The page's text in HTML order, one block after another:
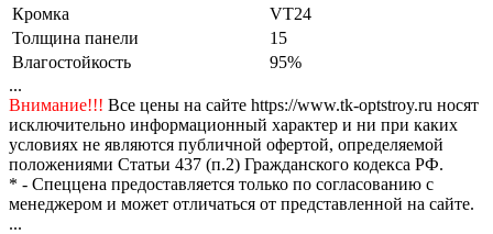
Кромка
VT24
Толщина панели
15
Влагостойкость
95%
...
Внимание!!! Все цены на сайте https://www.tk-optstroy.ru носят
исключительно информационный характер и ни при каких
условиях не являются публичной офертой, определяемой
положениями Статьи 437 (п.2) Гражданского кодекса РФ.
* - Спеццена предоставляется только по согласованию с
менеджером и может отличаться от представленной на сайте.
...